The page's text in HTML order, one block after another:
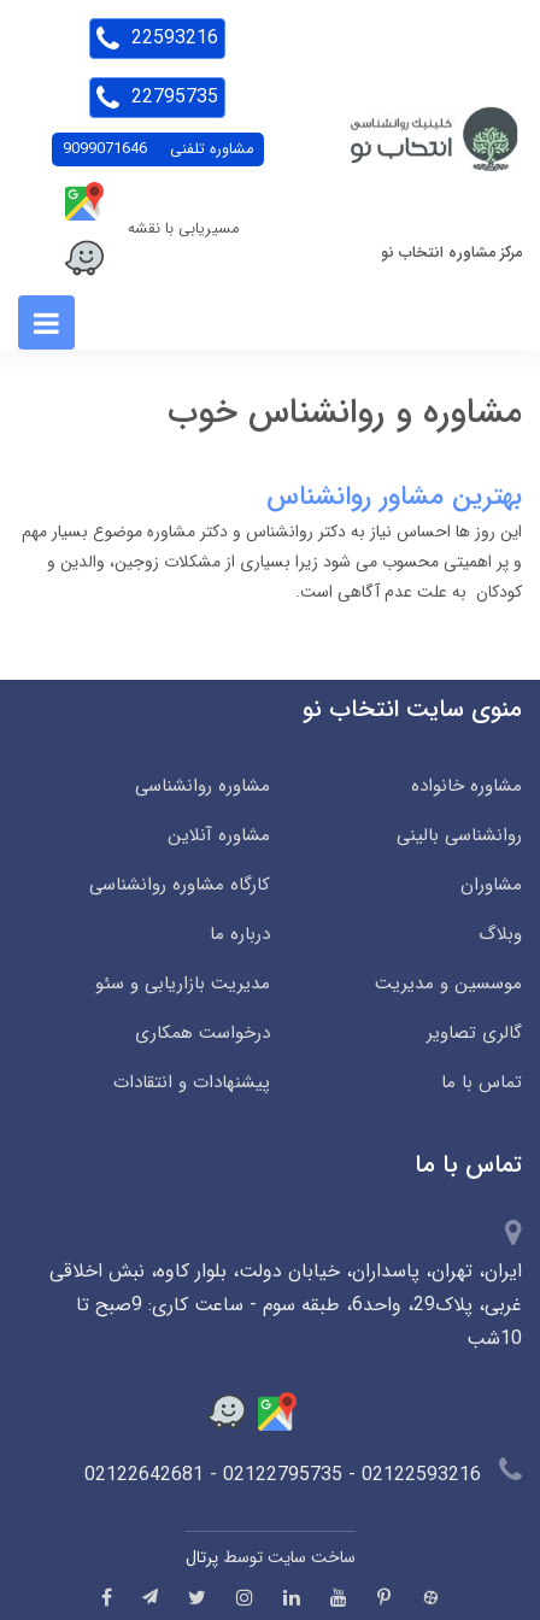
مرکز مشاوره انتخاب نو
مشاوره تلفنی 9099071646
مسیریابی با نقشه
22593216
22795735
مشاوره و روانشناس خوب
بهترین مشاور روانشناس
این روز ها احساس نیاز به دکتر روانشناس و دکتر مشاوره موضوع بسیار مهم
و پر اهمیتی محسوب می شود زیرا بسیاری از مشکلات زوجین، والدین و
کودکان به علت عدم آگاهی است.
منوی سایت انتخاب نو
مشاوره خانواده
مشاوره روانشناسی
روانشناسی بالینی
مشاوره آنلاین
مشاوران
کارگاه مشاوره روانشناسی
وبلاگ
درباره ما
موسسین و مدیریت
مدیریت بازاریابی و سئو
گالری تصاویر
درخواست همکاری
تماس با ما
پیشنهادات و انتقادات
تماس با ما
ایران، تهران، پاسداران، خیابان دولت، بلوار کاوه، نبش اخلاقی
غربی، پلاک29، واحد6، طبقه سوم - ساعت کاری: 9صبح تا
10شب
ساخت سایت توسطپرتال